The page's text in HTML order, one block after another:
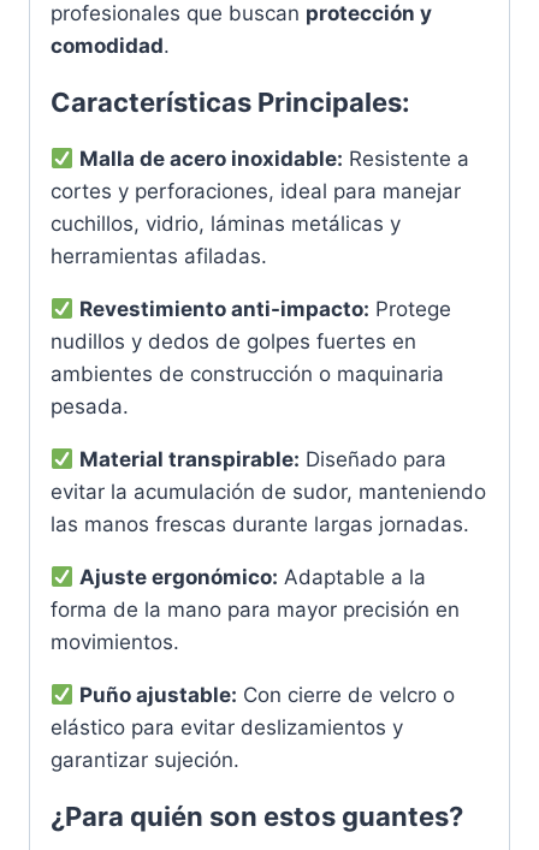
profesionales que buscan protección y
comodidad.
Características Principales:
Malla de acero inoxidable: Resistente a
cortes y perforaciones, ideal para manejar
cuchillos, vidrio, láminas metálicas y
herramientas afiladas.
Revestimiento anti-impacto: Protege
nudillos y dedos de golpes fuertes en
ambientes de construcción o maquinaria
pesada.
Material transpirable: Diseñado para
evitar la acumulación de sudor, manteniendo
las manos frescas durante largas jornadas.
Ajuste ergonómico: Adaptable a la
forma de la mano para mayor precisión en
movimientos.
Puño ajustable: Con cierre de velcro o
elástico para evitar deslizamientos y
garantizar sujeción.
¿Para quién son estos guantes?